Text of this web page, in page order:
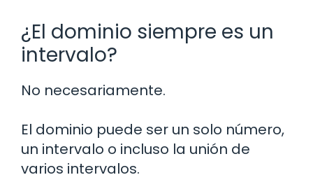
¿El dominio siempre es un
intervalo?
No necesariamente.
El dominio puede ser un solo número,
un intervalo o incluso la unión de
varios intervalos.